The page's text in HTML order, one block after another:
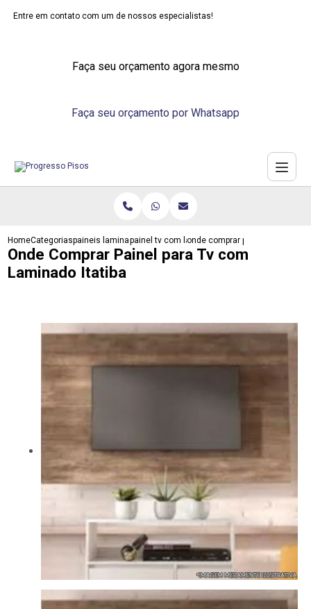
Entre em contato com um de nossos especialistas!
Faça seu orçamento agora mesmo
Faça seu orçamento por Whatsapp
HomeCategoriaspaineis laminadospainel tv com laminadoonde comprar painel para tv
Onde Comprar Painel para Tv com
Laminado Itatiba